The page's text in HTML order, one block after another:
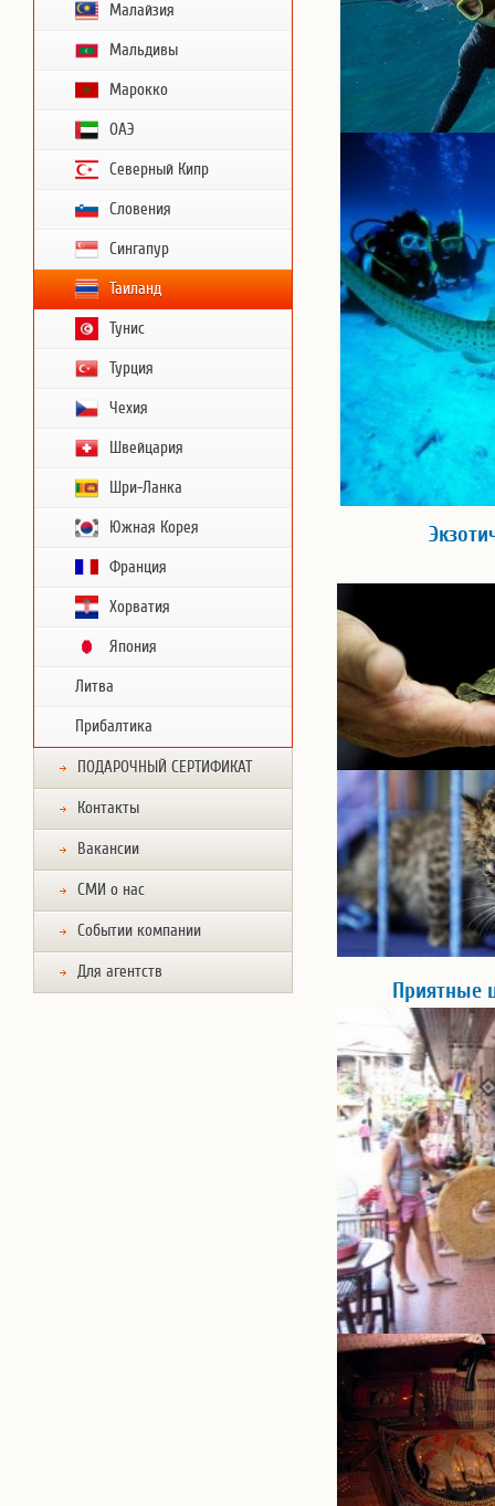
Малайзия
Мальдивы
Марокко
ОАЭ
Северный Кипр
Словения
Сингапур
Таиланд
Тунис
Турция
Чехия
Швейцария
Шри-Ланка
Южная Корея
Франция
Хорватия
Япония
Литва
Прибалтика
ПОДАРОЧНЫЙ СЕРТИФИКАТ
Контакты
Вакансии
СМИ о нас
Событии компании
Для агентств
Приятные